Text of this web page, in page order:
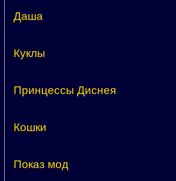
Даша
Куклы
Принцессы Диснея
Кошки
Показ мод